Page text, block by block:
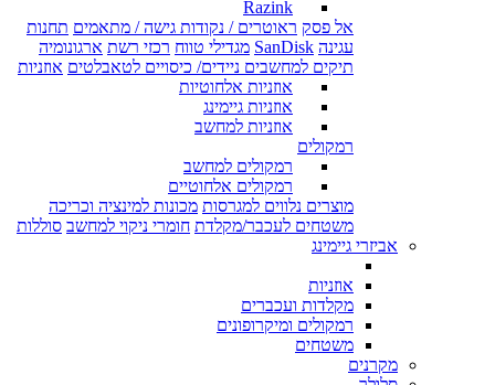
Razink
אל פסק ראוטרים / נקודות גישה / מתאמים תחנות
עגינה SanDisk מגדילי טווח רכזי רשת ארגונומיה
תיקים למחשבים ניידים/ כיסויים לטאבלטים אוזניות
אוזניות אלחוטיות
אוזניות גיימינג
אוזניות למחשב
רמקולים
רמקולים למחשב
רמקולים אלחוטיים
מוצרים נלווים למגרסות מכונות למינציה וכריכה
משטחים לעכבר/מקלדת חומרי ניקוי למחשב סוללות
אביזרי גיימינג
אוזניות
מקלדות ועכברים
רמקולים ומיקרופונים
משטחים
מקרנים